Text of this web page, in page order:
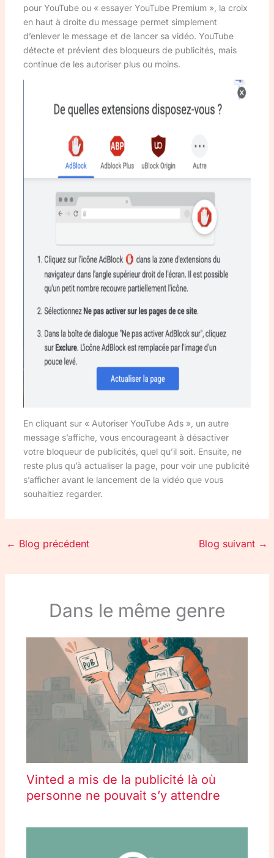
pour YouTube ou « essayer YouTube Premium », la croix
en haut à droite du message permet simplement
d’enlever le message et de lancer sa vidéo. YouTube
détecte et prévient des bloqueurs de publicités, mais
continue de les autoriser plus ou moins.
En cliquant sur « Autoriser YouTube Ads », un autre
message s’affiche, vous encourageant à désactiver
votre bloqueur de publicités, quel qu’il soit. Ensuite, ne
reste plus qu’à actualiser la page, pour voir une publicité
s’afficher avant le lancement de la vidéo que vous
souhaitiez regarder.
← Blog précédent Blog suivant →
Dans le même genre
Vinted a mis de la publicité là où
personne ne pouvait s’y attendre